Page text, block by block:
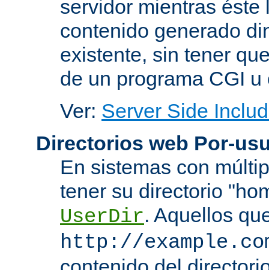
servidor mientras
contenido generado
existente, sin tener
de un programa CGI
Ver: Server Side
Directorios web Por-
En sistemas con
tener su directorio
UserDir. Aquellos
http://